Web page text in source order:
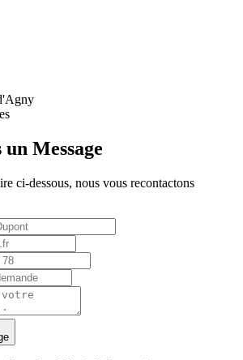
Message
ci-dessous, nous vous recontactons